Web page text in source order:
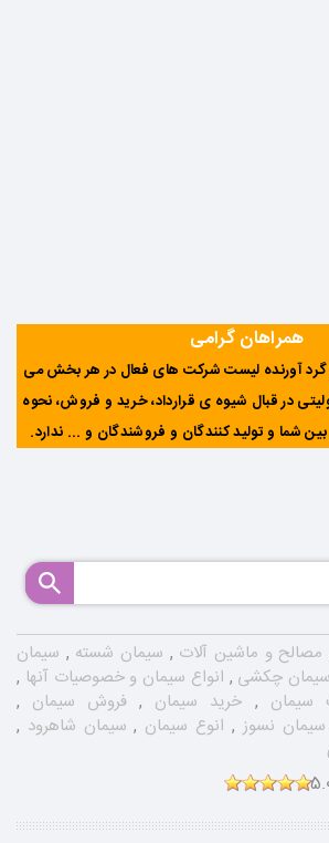
همراهان گرامی
گرد آورنده لیست شرکت های فعال در هر بخش می
در قبال شیوه ی قرارداد، خرید و فروش، نحوه
شما و تولید کنندگان و فروشندگان و ... ندارد.
مصالح و ماشین آلات , سیمان شسته , سیمان
سیمان چکشی , انواع سیمان و خصوصیات آنها ,
سیمان , خرید سیمان , فروش سیمان ,
سیمان نسوز , انوع سیمان , سیمان شاهرود ,